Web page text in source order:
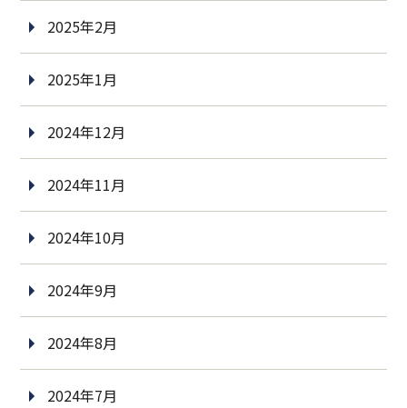
2025年2月
2025年1月
2024年12月
2024年11月
2024年10月
2024年9月
2024年8月
2024年7月